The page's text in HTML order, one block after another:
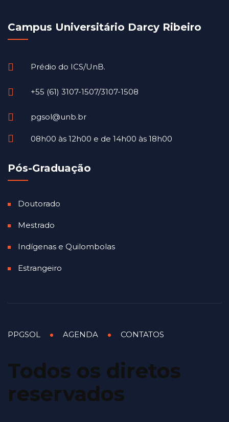
Campus Universitário Darcy Ribeiro
Prédio do ICS/UnB.
+55 (61) 3107-1507/3107-1508
pgsol@unb.br
08h00 às 12h00 e de 14h00 às 18h00
Pós-Graduação
Doutorado
Mestrado
Indígenas e Quilombolas
Estrangeiro
Todos os diretos
reservados
PPGSOL AGENDA CONTATOS